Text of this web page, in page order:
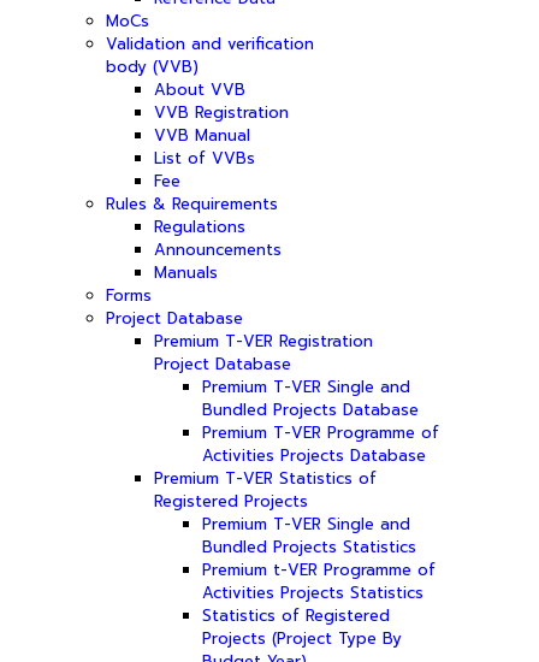
MoCs
Validation and verification
body (VVB)
About VVB
VVB Registration
VVB Manual
List of VVBs
Fee
Rules & Requirements
Regulations
Announcements
Manuals
Forms
Project Database
Premium T-VER Registration
Project Database
Premium T-VER Single and
Bundled Projects Database
Premium T-VER Programme of
Activities Projects Database
Premium T-VER Statistics of
Registered Projects
Premium T-VER Single and
Bundled Projects Statistics
Premium t-VER Programme of
Activities Projects Statistics
Statistics of Registered
Projects (Project Type By